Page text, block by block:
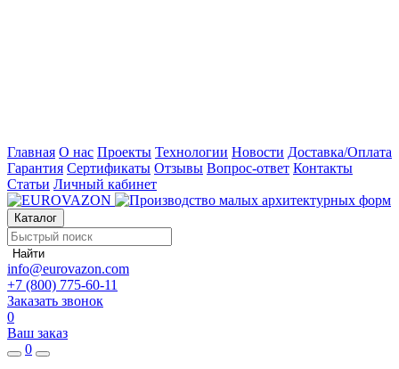
Главная О нас Проекты Технологии Новости Доставка/Оплата
Гарантия Сертификаты Отзывы Вопрос-ответ Контакты
Статьи Личный кабинет
Каталог
Найти
info@eurovazon.com
+7 (800) 775-60-11
Заказать звонок
0
Ваш заказ
0